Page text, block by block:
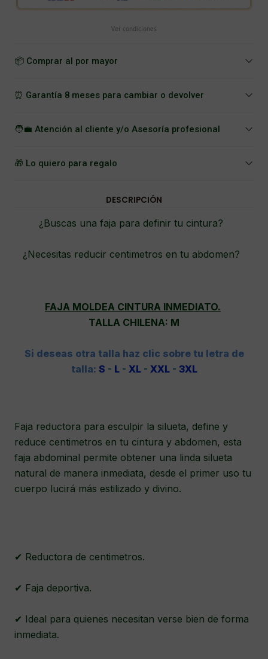
Ver condiciones
📦 Comprar al por mayor
⏰ Garantía 8 meses para cambiar o devolver
🧑‍💼 Atención al cliente y/o Asesoría profesional
🎁 Lo quiero para regalo
DESCRIPCIÓN
¿Buscas una faja para definir tu cintura?
¿Necesitas reducir centimetros en tu abdomen?
FAJA MOLDEA CINTURA INMEDIATO.
TALLA CHILENA: M
Si deseas otra talla haz clic sobre tu letra de
talla: S - L- XL- XXL- 3XL
Faja reductora para esculpir la silueta, define y
reduce centimetros en tu cintura y abdomen, esta
faja abdominal permite obtener una linda silueta
natural de manera inmediata, desde el primer uso tu
cuerpo lucirá más estilizado y divino.
✔ Reductora de centimetros.
✔ Faja deportiva.
✔ Ideal para quienes necesitan verse bien de forma
inmediata.